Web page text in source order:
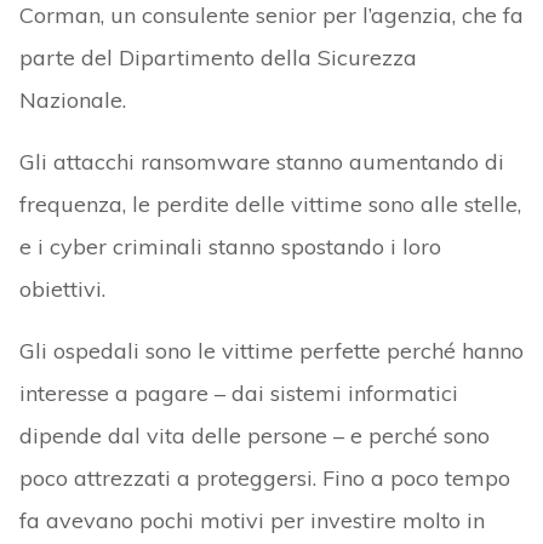
Corman, un consulente senior per l’agenzia, che fa
parte del Dipartimento della Sicurezza
Nazionale.
Gli attacchi ransomware stanno aumentando di
frequenza, le perdite delle vittime sono alle stelle,
e i cyber criminali stanno spostando i loro
obiettivi.
Gli ospedali sono le vittime perfette perché hanno
interesse a pagare – dai sistemi informatici
dipende dal vita delle persone – e perché sono
poco attrezzati a proteggersi. Fino a poco tempo
fa avevano pochi motivi per investire molto in